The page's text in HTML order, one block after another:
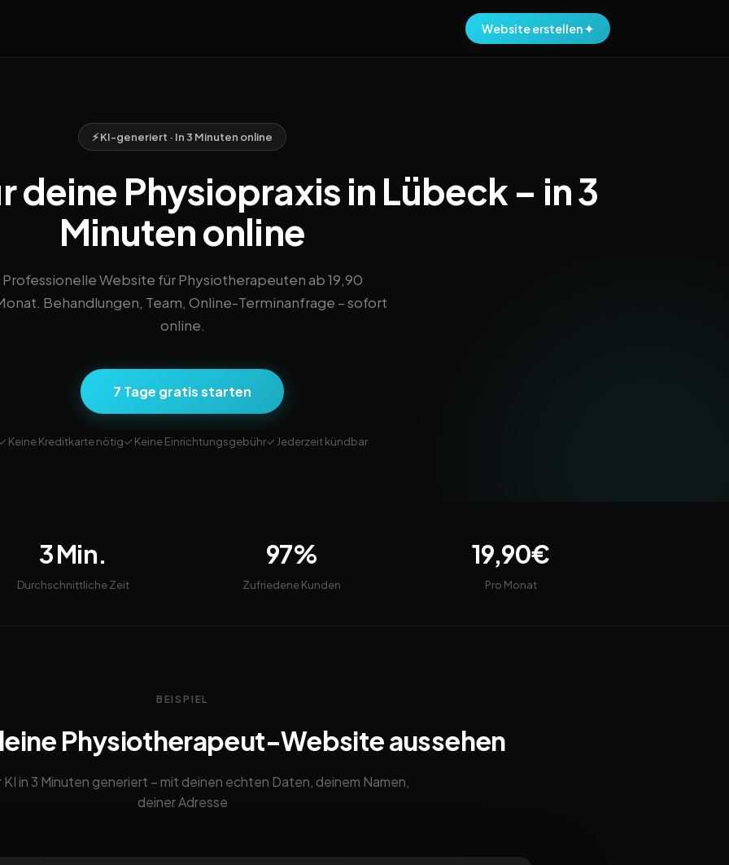
Website erstellen ✦
⚡ KI-generiert · In 3 Minuten online
deine Physiopraxis in Lübeck – in 3
Minuten online
Professionelle Website für Physiotherapeuten ab 19,90
Behandlungen, Team, Online-Terminanfrage – sofort
online.
7 Tage gratis starten
Keine Kreditkarte nötig✓ Keine Einrichtungsgebühr✓ Jederzeit kündbar
3 Min.
Durchschnittliche Zeit
97%
Zufriedene Kunden
19,90€
Pro Monat
BEISPIEL
Physiotherapeut-Website aussehen
KI in 3 Minuten generiert – mit deinen echten Daten, deinem Namen,
deiner Adresse